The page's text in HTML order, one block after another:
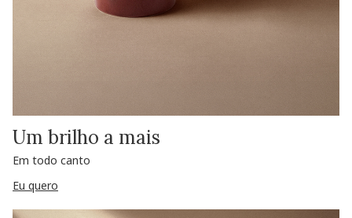
Um brilho a mais
Em todo canto
Eu quero